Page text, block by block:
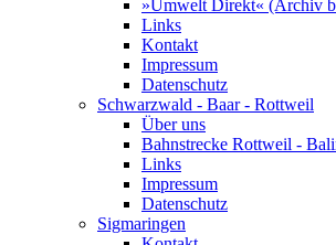
»Umwelt Direkt« (Archiv
Links
Kontakt
Impressum
Datenschutz
Schwarzwald - Baar - Rottweil
Über uns
Bahnstrecke Rottweil -
Links
Impressum
Datenschutz
Sigmaringen